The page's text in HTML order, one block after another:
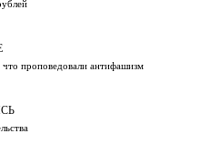
проповедовали антифашизм